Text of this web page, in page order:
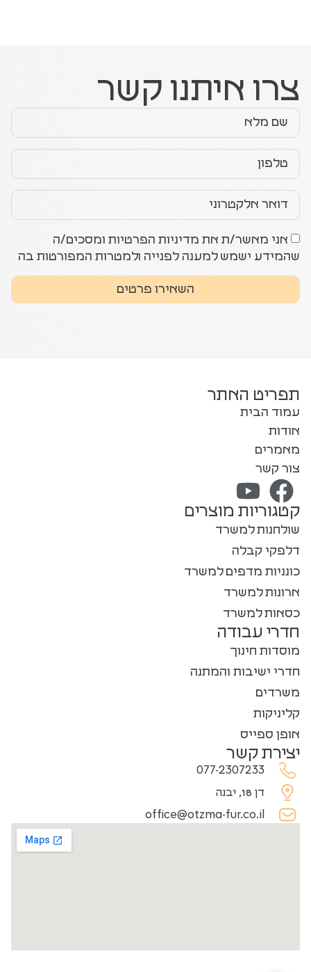
צרו איתנו קשר
אני מאשר/ת את מדיניות הפרטיות ומסכים/ה
שהמידע ישמש למענה לפנייה ולמטרות המפורטות בה
השאירו פרטים
תפריט האתר
עמוד הבית
אודות
מאמרים
צור קשר
קטגוריות מוצרים
שולחנות למשרד
דלפקי קבלה
כונניות מדפים למשרד
ארונות למשרד
כסאות למשרד
חדרי עבודה
מוסדות חינוך
חדרי ישיבות והמתנה
משרדים
קליניקות
אופן ספייס
יצירת קשר
077-2307233
דן 18, יבנה
office@otzma-fur.co.il